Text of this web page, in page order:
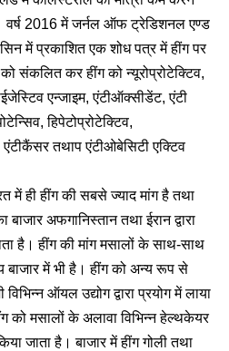
वर्ष 2016 में जर्नल ऑफ ट्रेडिशनल एण्ड
में प्रकाशित एक शोध पत्र में हींग पर
संकलित कर हींग को न्यूरोप्रोटेक्टिव,
एन्जाइम, एंटीऑक्सीडेंट, एंटी
हिपेटोप्रोटेक्टिव,
एंटीकैंसर तथाप एंटीओबेसिटी एक्टिव
में ही हींग की सबसे ज्याद मांग है तथा
बाजार अफगानिस्तान तथा ईरान द्वारा
है। हींग की मांग मसालों के साथ-साथ
बाजार में भी है। हींग को अन्य रूप से
ऑयल उद्योग द्वारा प्रयोग में लाया
को मसालों के अलावा विभिन्न हेल्थकेयर
जाता है। बाजार में हींग गोली तथा